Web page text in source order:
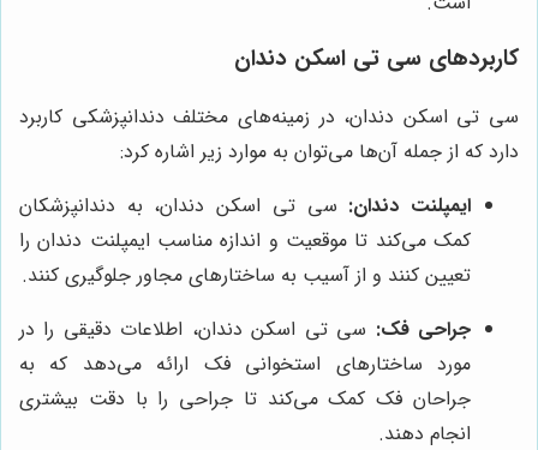
کاربردهای سی تی اسکن دندان
سی تی اسکن دندان، در زمینه‌های مختلف دندانپزشکی کاربرد
دارد که از جمله آن‌ها می‌توان به موارد زیر اشاره کرد:
ایمپلنت دندان: سی تی اسکن دندان، به دندانپزشکان
کمک می‌کند تا موقعیت و اندازه مناسب ایمپلنت دندان را
تعیین کنند و از آسیب به ساختارهای مجاور جلوگیری کنند.
جراحی فک: سی تی اسکن دندان، اطلاعات دقیقی را در
مورد ساختارهای استخوانی فک ارائه می‌دهد که به
جراحان فک کمک می‌کند تا جراحی را با دقت بیشتری
انجام دهند.